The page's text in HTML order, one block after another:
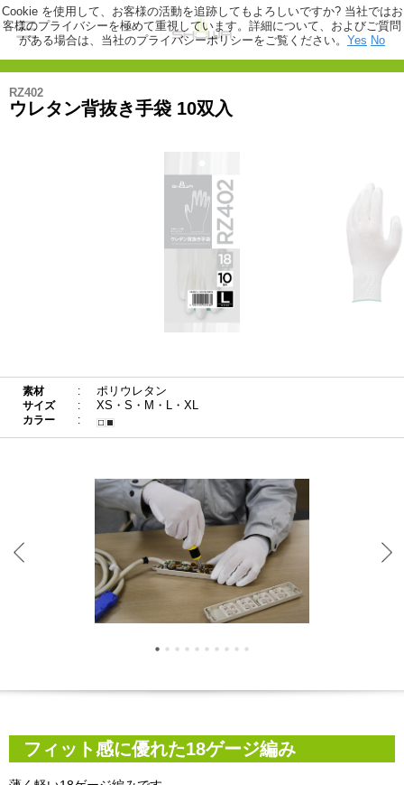
RZ402
ウレタン背抜き手袋 10双入
素材 ポリウレタン
サイズ XS・S・M・L・XL
カラー
フィット感に優れた18ゲージ編み
Cookie を使用して、お客様の活動を追跡してもよろしいですか? 当社ではお
客様のプライバシーを極めて重視しています。詳細について、およびご質問
がある場合は、当社のプライバシーポリシーをご覧ください。 Yes No